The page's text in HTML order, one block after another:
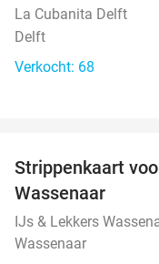
La Cubanita Delft
Delft
Verkocht: 68
Strippenkaart
Wassenaar
IJs & Lekkers
Wassenaar